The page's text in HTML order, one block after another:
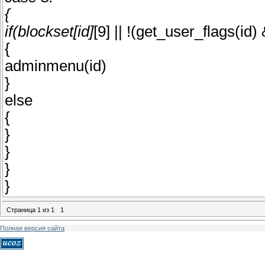
{
if(blockset[id][9] || !(get_user_flags(id)
{
adminmenu(id)
}
else
{
}
}
}
}
Страница 1 из 1 1
Полная версия сайта